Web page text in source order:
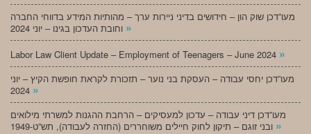
מעו”דכן שוק הון – חידושים בדיני ניירות ערך – מהותיות המידע בדווחי החברה
»
Labor Law Client Update – Employment of Teenagers – June 2024 »
מעו”דכן יחסי עבודה – העסקת בני נוער – תזכורת לקראת חופשת הקיץ – יוני
»
מעו”דכן דיני עבודה – עדכון למעסיקים – הרחבת ההגנות למשרתי מילואים
»